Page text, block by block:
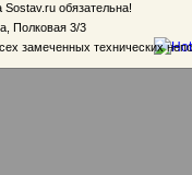
обязательна!
Полковая 3/3
замеченных технических